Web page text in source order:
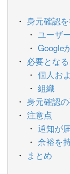
身元確認
ユーザ
Google
必要とな
個人お
組織
身元確認
注意点
通知が
余裕を
まとめ